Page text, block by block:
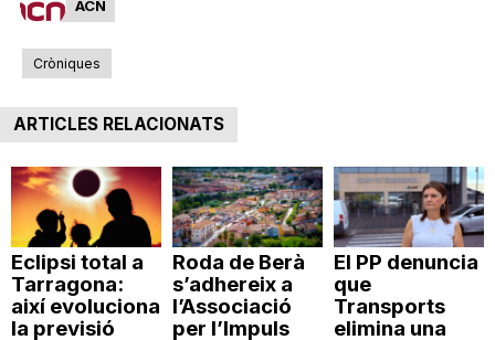
ACN
Cròniques
ARTICLES RELACIONATS
Eclipsi total a
Tarragona:
així evoluciona
la previsió
Roda de Berà
s’adhereix a
l’Associació
per l’Impuls
El PP denuncia
que
Transports
elimina una